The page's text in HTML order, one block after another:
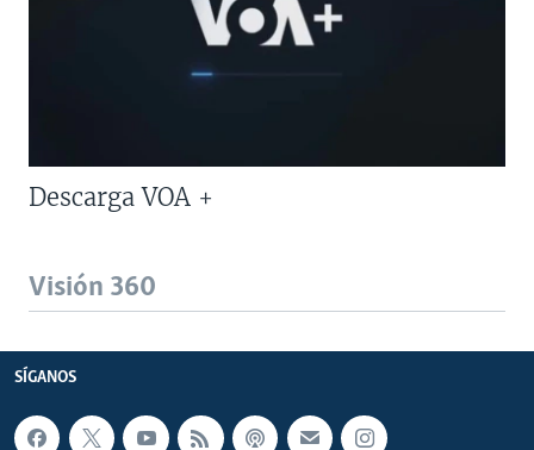
Descarga VOA +
Visión 360
SÍGANOS